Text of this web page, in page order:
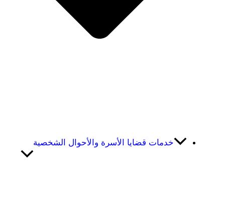
خدمات قضايا الأسرة والأحوال الشخصية